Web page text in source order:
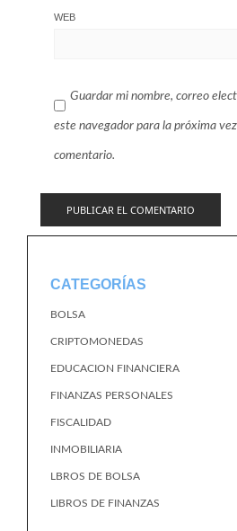
WEB
Guardar mi nombre, correo
este navegador para la próxima
comentario.
CATEGORÍAS
BOLSA
CRIPTOMONEDAS
EDUCACION FINANCIERA
FINANZAS PERSONALES
FISCALIDAD
INMOBILIARIA
LBROS DE BOLSA
LIBROS DE FINANZAS